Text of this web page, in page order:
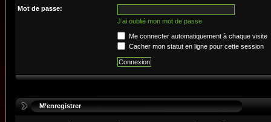
Mot de passe:
J’ai oublié mon mot de passe
Me connecter automatiquement à chaque visite
Cacher mon statut en ligne pour cette session
M’enregistrer